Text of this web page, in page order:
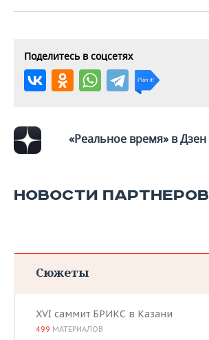
Поделитесь в соцсетях
«Реальное время» в Дзен
НОВОСТИ ПАРТНЕРОВ
Сюжеты
XVI саммит БРИКС в Казани
499 МАТЕРИАЛОВ